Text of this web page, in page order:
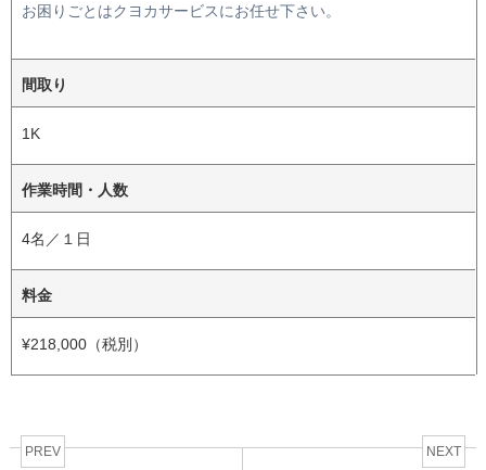
お困りごとはクヨカサービスにお任せ下さい。
間取り
1K
作業時間・人数
4名／１日
料金
¥218,000（税別）
PREV NEXT